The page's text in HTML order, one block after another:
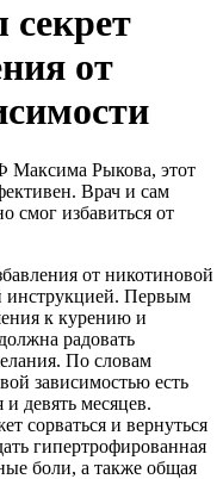
от
Максима Рыкова, этот
Врач и сам
смог избавиться от
от никотиновой
инструкцией. Первым
к курению и
радовать
По словам
зависимостью есть
девять месяцев.
сорваться и вернуться
гипертрофированная
боли, а также общая